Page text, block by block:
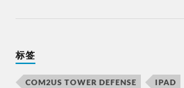
标签
COM2US TOWER DEFENSE IPAD